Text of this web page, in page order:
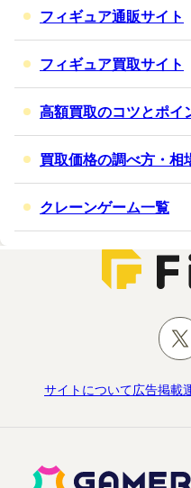
フィギュア通販サイト
フィギュア買取サイト
高額買取のコツとポイ
買取価格の調べ方・相
クレーンゲーム一覧
サイトについて広告掲載